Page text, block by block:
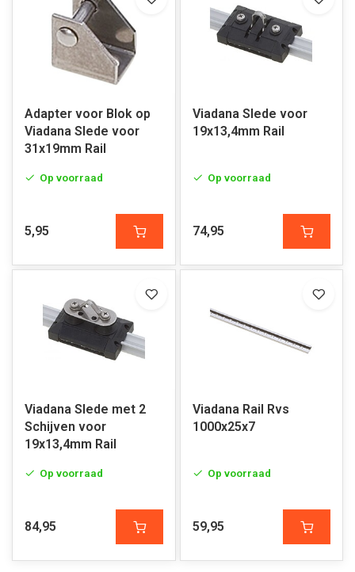
Adapter voor Blok op
Viadana Slede voor
31x19mm Rail
Op voorraad
5,95
Viadana Slede voor
19x13,4mm Rail
Op voorraad
74,95
Viadana Slede met 2
Schijven voor
19x13,4mm Rail
Op voorraad
84,95
Viadana Rail Rvs
1000x25x7
Op voorraad
59,95